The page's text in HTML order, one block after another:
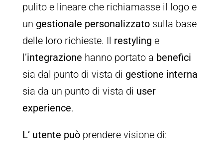
pulito e lineare che richiamasse il logo e
un gestionale personalizzatosulla base
delle loro richieste. Il restyling e
l’integrazione hanno portato a benefici
sia dal punto di vista di gestione interna
sia da un punto di vista di user
experience.
L’ utente puòprendere visione di: